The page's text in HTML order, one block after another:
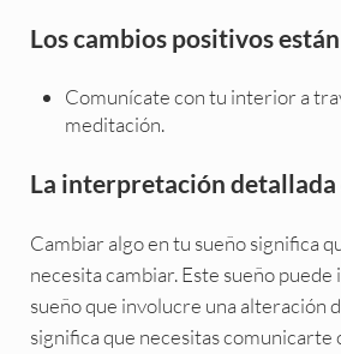
Los cambios positivos
Comunícate con tu interior a
meditación.
La interpretación detallada
Cambiar algo en tu sueño significa
necesita cambiar. Este sueño
sueño que involucre una alteración
significa que necesitas